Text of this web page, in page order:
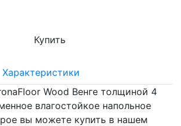
Купить
Характеристики
Wood Венге толщиной 4
влагостойкое напольное
вы можете купить в нашем